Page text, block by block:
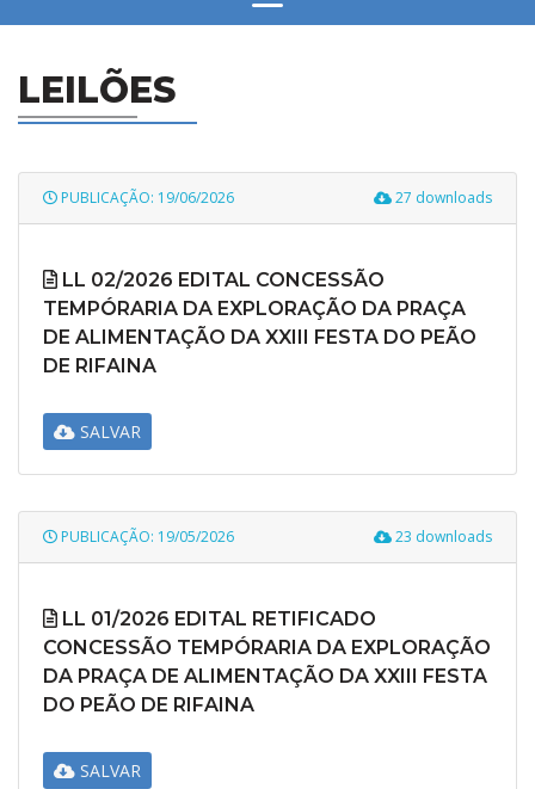
LEILÕES
PUBLICAÇÃO: 19/06/2026 27 downloads
LL 02/2026 EDITAL CONCESSÃO
TEMPÓRARIA DA EXPLORAÇÃO DA PRAÇA
DE ALIMENTAÇÃO DA XXIII FESTA DO PEÃO
DE RIFAINA
SALVAR
PUBLICAÇÃO: 19/05/2026 23 downloads
LL 01/2026 EDITAL RETIFICADO
CONCESSÃO TEMPÓRARIA DA EXPLORAÇÃO
DA PRAÇA DE ALIMENTAÇÃO DA XXIII FESTA
DO PEÃO DE RIFAINA
SALVAR